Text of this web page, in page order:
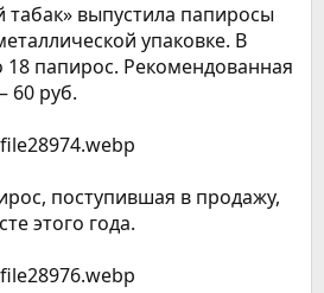
выпустила папиросы
упаковке. В
18 папирос. Рекомендованная
60 руб.
поступившая в продажу,
этого года.